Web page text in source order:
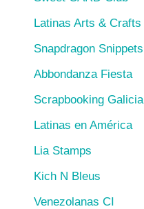
Latinas Arts & Crafts
Snapdragon Snippets
Abbondanza Fiesta
Scrapbooking Galicia
Latinas en América
Lia Stamps
Kich N Bleus
Venezolanas CI